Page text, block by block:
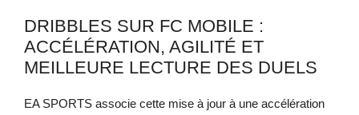
DRIBBLES SUR FC MOBILE :
ACCÉLÉRATION, AGILITÉ ET
MEILLEURE LECTURE DES DUELS
EA SPORTS associe cette mise à jour à une accélération